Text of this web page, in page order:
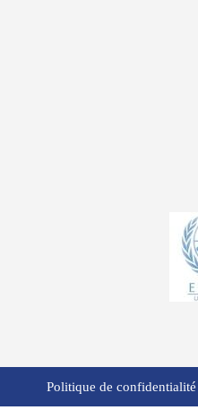
Politique de confidentialité